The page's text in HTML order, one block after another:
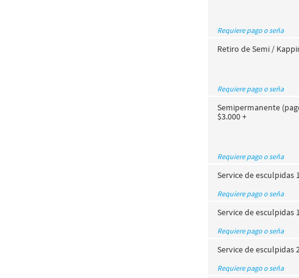
Requiere pago o seña
Retiro de Semi /
Requiere pago o seña
Semipermanente
$3.000 +
Requiere pago o seña
Service de esculpidas
Requiere pago o seña
Service de esculpidas
Requiere pago o seña
Service de esculpidas
Requiere pago o seña